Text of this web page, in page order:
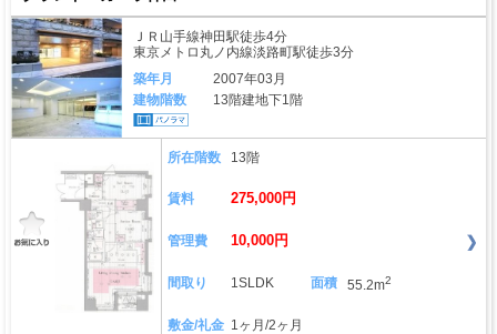
ＪＲ山手線神田駅徒歩4分
東京メトロ丸ノ内線淡路町駅徒歩3分
築年月
2007年03月
建物階数
13階建地下1階
所在階数 13階
賃料 275,000円
管理費 10,000円
間取り 1SLDK 面積 55.2m2
敷金/礼金 1ヶ月/2ヶ月